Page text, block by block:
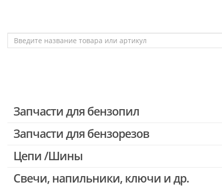
Запчасти для бензопил
Запчасти для бензопил Stihl
Запчасти для бензопил Oleo-mac, Echo и др.
Запчасти для бензорезов
Цепи /Шины
Свечи, напильники, ключи и др.